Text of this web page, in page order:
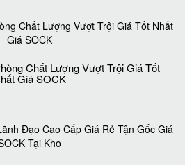
Chất Lượng Vượt Trội Giá Tốt
Giá SOCK